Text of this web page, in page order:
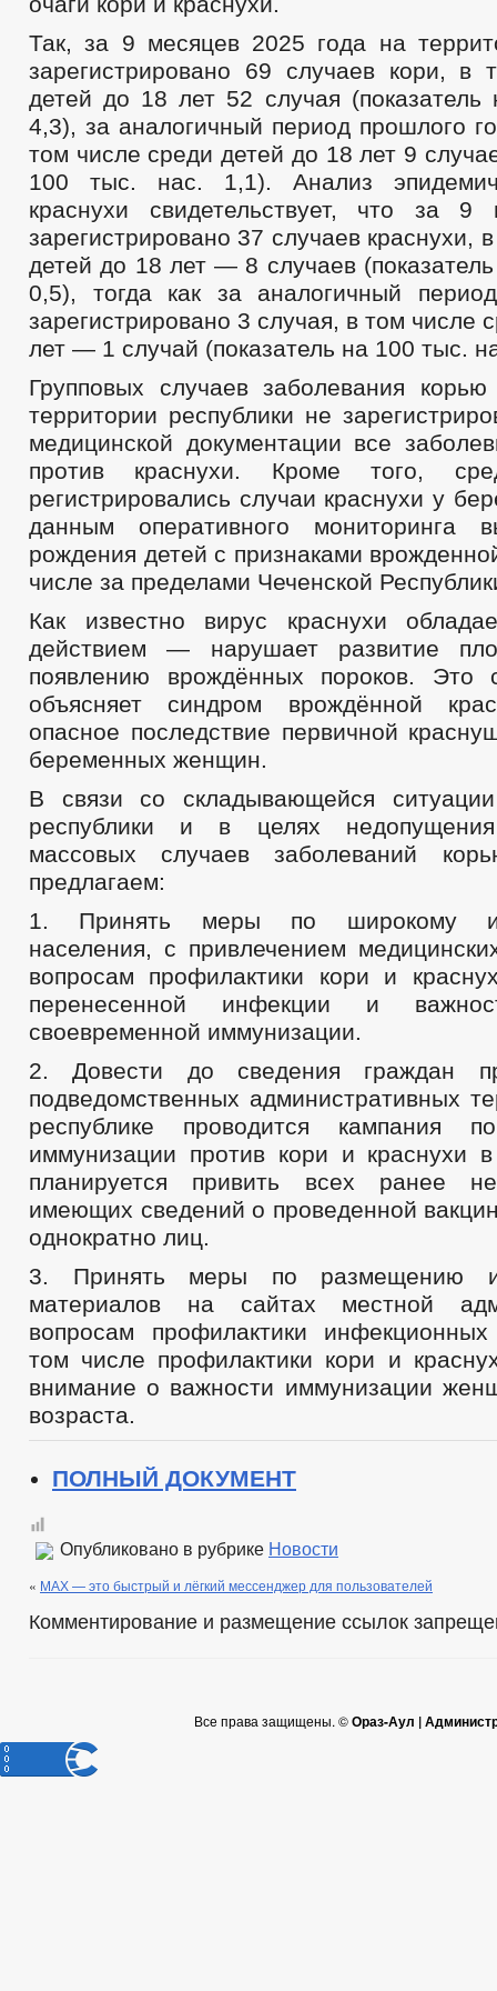
ОБЪЕКТЫ, ПРЕДЛАГАЕМЫЕ ДЛЯ СДАЧИ В АРЕНДУ
ОБОРОТ ТОВАРОВ, РАБОТ И УСЛУГ
ФИНАНСОВО-
СОВЕТ ПО ПРЕДПРИНИМАТЕЛЬСТВУ
МЕСТНЫЕ НАЛОГИ
СТАТИСТИЧЕСКИЕ ДАННЫЕ
КОМИССИИ
РАБОЧАЯ ГРУППА АНК
РАБОЧАЯ
РАБОЧАЯ ГРУППА ПО ПРОФИЛАКТИКЕ ПРАВОНАРУШЕНИЙ
КОМИССИЯ ПО СПИСАНИЮ ЗАДОЛЖЕННОСТИ ПО ПЛАТЕЖАМ В
ОБЩЕСТВЕННЫЙ СОВЕТ ПО РАССМОТРЕНИЮ ВОПРОСОВ
ИНФОРМАЦИЯ О ЛИЦАХ, ПРОПАВШИХ БЕЗ ВЕСТИ
ТЕКСТЫ
ЦЕЛЕВЫЕ ПРОГРАММЫ
ЗАКУПКА ТОВАРОВ, РАБОТ И УСЛУГ
СОВЕТ ДЕПУТАТОВ
ДЕПУТАТЫ
СТРУКТУРА, ПОЛНОМОЧИЯ,
ГРАФИК ПРИЁМА ГРАЖДАН
СВЕДЕНИЯ
СОЦИАЛЬНЫЙ ПРОЕКТ — МУНИЦИПАЛЬНЫЙ
ПРОТИВОДЕЙСТВИЕ КОРРУПЦИИ
НПА
ИНЫЕ АКТЫ В СФЕРЕ
ФОРМЫ ДОКУМЕНТОВ, СВЯЗАННЫХ
СВЕДЕНИЯ О ДОХОДАХ, РАСХОДАХ, ОБ ИМУЩЕСТВЕ И
КОМИССИЯ ПО СОБЛЮДЕНИЮ ТРЕБОВАНИЙ К СЛУЖЕБНОМУ
ОБРАТНАЯ СВЯЗЬ ДЛЯ СООБЩЕНИЙ О ФАКТАХ КОРРУПЦИИ
ПРАВОВЫЕ АКТЫ
УСТАВ ПЕРЕЧНИ ПОРУЧЕНИЙ
2021
2020
2019
2018
ПРОЕКТЫ К ОБСУЖДЕНИЮ
ПРОЕКТЫ РЕШЕНИЙ
ПРОЕКТЫ РЕШЕНИЙ О
ПЕРЕЧЕНЬ НПА, СОДЕРЖАЩИХ ОБЯЗАТЕЛЬНЫЕ ТРЕБОВАНИЯ
ПОСТАНОВЛЕНИЯ АДМИНИСТРАЦИИ
РАСПОРЯЖЕНИЯ
ПОРЯДОК ОБЖАЛОВАНИЯ НПА
ПУБЛИЧНЫЕ СЛУШАНИЯ
БЮДЖЕТ ПО ГОДАМ
ОТЧЕТ ОБ ИСПОЛНЕНИИ БЮДЖЕТА
_
МУНИЦИПАЛЬНЫЕ УСЛУГИ
ПРЕДОСТАВЛЕНИЕ УСЛУГ ИНВАЛИДАМ
СТАНДАРТЫ МУНИЦИПАЛЬНЫХ УСЛУГ
ПЕРЕЧЕНЬ НПА, СОДЕРЖАЩИХ ОБЯЗАТЕЛЬНЫЕ ТРЕБОВАНИЯ,
КОНТРОЛЮ
ОБРАЩЕНИЕ К ГЛАВЕ
ИНТЕРНЕТ
ОБЗОРЫ ОБРАЩЕНИЙ ГРАЖДАН
Так, за 9 месяцев 2025 года на
зарегистрировано 69 случаев кори, в
детей до 18 лет 52 случая
4,3), за аналогичный период прошлого
том числе среди детей до 18 лет 9
100 тыс. нас. 1,1). Анализ
краснухи свидетельствует, что за
зарегистрировано 37 случаев краснухи,
детей до 18 лет — 8 случаев
0,5), тогда как за аналогичный
зарегистрировано 3 случая, в том числе
лет — 1 случай (показатель на 100 тыс.
Групповых случаев заболевания
территории республики не
медицинской документации все
против краснухи. Кроме того,
регистрировались случаи краснухи у
данным оперативного мониторинга
рождения детей с признаками
числе за пределами Чеченской
Как известно вирус краснухи
действием — нарушает развитие
появлению врождённых пороков. Это
объясняет синдром врождённой
опасное последствие первичной
беременных женщин.
В связи со складывающейся
республики и в целях недопущения
массовых случаев заболеваний
предлагаем:
1. Принять меры по широкому
населения, с привлечением
вопросам профилактики кори и
перенесенной инфекции и
своевременной иммунизации.
2. Довести до сведения граждан
подведомственных административных
республике проводится кампания
иммунизации против кори и краснухи
планируется привить всех ранее
имеющих сведений о проведенной
однократно лиц.
3. Принять меры по размещению
материалов на сайтах местной
вопросам профилактики
том числе профилактики кори и
внимание о важности иммунизации
возраста.
ПОЛНЫЙ ДОКУМЕНТ
Опубликовано в рубрике Новости
« МАХ — это быстрый и лёгкий мессенджер для пользователей
Комментирование и размещение ссылок
Все права защищены. ©Ораз-Аул |